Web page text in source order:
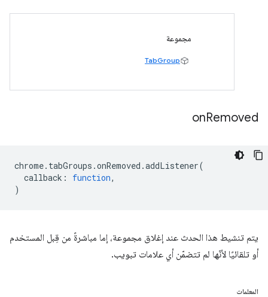
مجموعة
TabGroup
onRemoved
chrome. tabGroups .onRemoved .addListener(
callback : function,
)
يتم تنشيط هذا الحدث عند إغلاق مجموعة، إما مباشرةً من قِبل المستخدم
أو تلقائيًا لأنّها لم تتضمّن أي علامات تبويب.
المعلمات